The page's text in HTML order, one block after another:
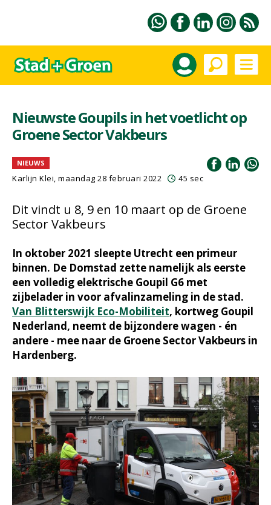
Nieuwste Goupils in het voetlicht op
Groene Sector Vakbeurs
NIEUWS
Karlijn Klei, maandag 28 februari 2022 45 sec
Dit vindt u 8, 9 en 10 maart op de Groene
Sector Vakbeurs
In oktober 2021 sleepte Utrecht een primeur
binnen. De Domstad zette namelijk als eerste
een volledig elektrische Goupil G6 met
zijbelader in voor afvalinzameling in de stad.
Van Blitterswijk Eco-Mobiliteit, kortweg Goupil
Nederland, neemt de bijzondere wagen - én
andere - mee naar de Groene Sector Vakbeurs in
Hardenberg.